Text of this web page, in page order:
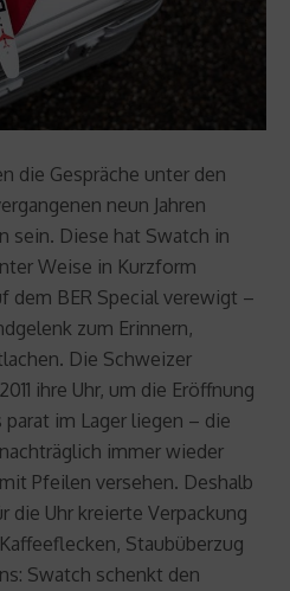
die Gespräche unter den
neun Jahren
sein. Diese hat Swatch in
Weise in Kurzform
dem BER Special verewigt –
zum Erinnern,
Die Schweizer
ihre Uhr, um die Eröffnung
im Lager liegen – die
immer wieder
Pfeilen versehen. Deshalb
die Uhr kreierte Verpackung
Staubüberzug
Swatch schenkt den